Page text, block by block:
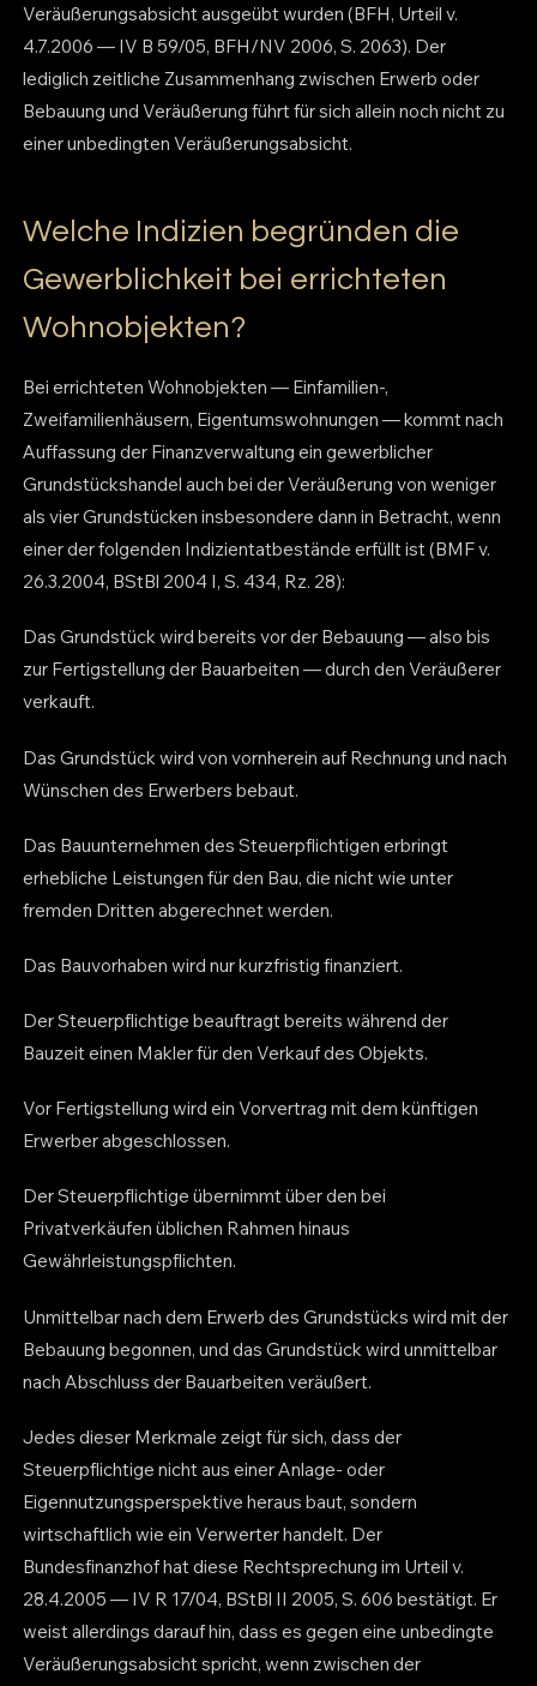
Veräußerungsabsicht ausgeübt wurden (BFH, Urteil v.
4.7.2006 — IV B 59/05, BFH/NV 2006, S. 2063). Der
lediglich zeitliche Zusammenhang zwischen Erwerb oder
Bebauung und Veräußerung führt für sich allein noch nicht zu
einer unbedingten Veräußerungsabsicht.
Welche Indizien begründen die
Gewerblichkeit bei errichteten
Wohnobjekten?
Bei errichteten Wohnobjekten — Einfamilien-,
Zweifamilienhäusern, Eigentumswohnungen — kommt nach
Auffassung der Finanzverwaltung ein gewerblicher
Grundstückshandel auch bei der Veräußerung von weniger
als vier Grundstücken insbesondere dann in Betracht, wenn
einer der folgenden Indizientatbestände erfüllt ist (BMF v.
26.3.2004, BStBl 2004 I, S. 434, Rz. 28):
Das Grundstück wird bereits vor der Bebauung — also bis
zur Fertigstellung der Bauarbeiten — durch den Veräußerer
verkauft.
Das Grundstück wird von vornherein auf Rechnung und nach
Wünschen des Erwerbers bebaut.
Das Bauunternehmen des Steuerpflichtigen erbringt
erhebliche Leistungen für den Bau, die nicht wie unter
fremden Dritten abgerechnet werden.
Das Bauvorhaben wird nur kurzfristig finanziert.
Der Steuerpflichtige beauftragt bereits während der
Bauzeit einen Makler für den Verkauf des Objekts.
Vor Fertigstellung wird ein Vorvertrag mit dem künftigen
Erwerber abgeschlossen.
Der Steuerpflichtige übernimmt über den bei
Privatverkäufen üblichen Rahmen hinaus
Gewährleistungspflichten.
Unmittelbar nach dem Erwerb des Grundstücks wird mit der
Bebauung begonnen, und das Grundstück wird unmittelbar
nach Abschluss der Bauarbeiten veräußert.
Jedes dieser Merkmale zeigt für sich, dass der
Steuerpflichtige nicht aus einer Anlage- oder
Eigennutzungsperspektive heraus baut, sondern
wirtschaftlich wie ein Verwerter handelt. Der
Bundesfinanzhof hat diese Rechtsprechung im Urteil v.
28.4.2005 — IV R 17/04, BStBl II 2005, S. 606 bestätigt. Er
weist allerdings darauf hin, dass es gegen eine unbedingte
Veräußerungsabsicht spricht, wenn zwischen der